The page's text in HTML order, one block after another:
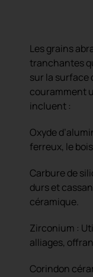
Les grains
tranchantes
sur la surface
couramment
incluent :
Oxyde
ferreux, le
Carbure de
durs et
céramique.
Zirconium :
alliages,
Corindon